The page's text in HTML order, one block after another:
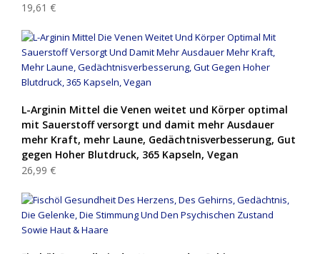
19,61 €
L-Arginin Mittel die Venen weitet und Körper optimal
mit Sauerstoff versorgt und damit mehr Ausdauer
mehr Kraft, mehr Laune, Gedächtnisverbesserung, Gut
gegen Hoher Blutdruck, 365 Kapseln, Vegan
26,99 €